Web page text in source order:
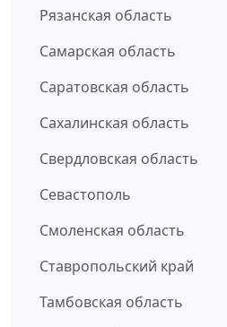
Рязанская область
Самарская область
Саратовская область
Сахалинская область
Свердловская область
Севастополь
Смоленская область
Ставропольский край
Тамбовская область